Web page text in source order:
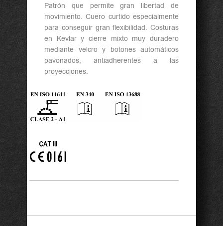
Patrón que permite gran libertad de
movimiento. Cuero curtido especialmente
para conseguir gran flexibilidad. Costuras
en Kevlar y cierre mixto muy duradero
mediante velcro y botones automáticos
pavonados, antiadherentes a las
proyecciones.